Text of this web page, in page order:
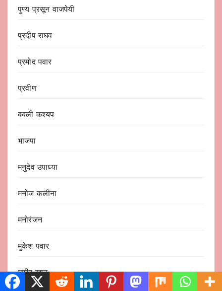
पुण्य प्रसून वाजपेयी
प्रदीप राघव
प्रमोद पवार
प्रवीण
बबली कश्यप
भाजपा
मनुदेव उपाध्या
मनोज कलीना
मनोरंजन
मुकेश पवार
मुशीर खान